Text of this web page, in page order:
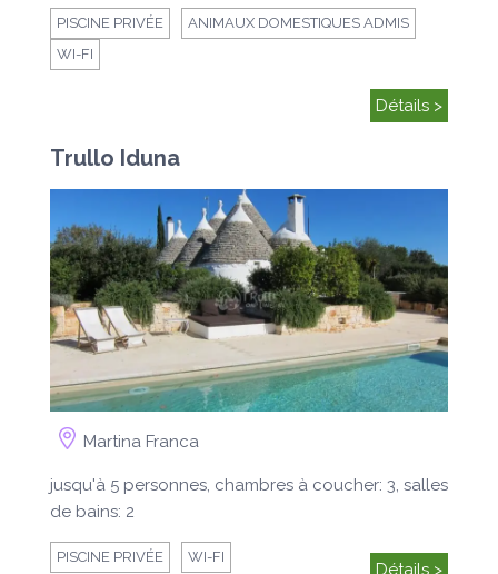
PISCINE PRIVÉE
ANIMAUX DOMESTIQUES ADMIS
WI-FI
Détails >
Trullo Iduna
Martina Franca
jusqu'à 5 personnes, chambres à coucher: 3, salles
de bains: 2
PISCINE PRIVÉE WI-FI
Détails >